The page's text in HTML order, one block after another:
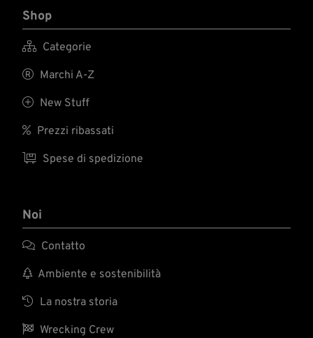
Shop
 Categorie
 Marchi A-Z
 New Stuff
 Prezzi ribassati
 Spese di spedizione
Noi
 Contatto
 Ambiente e sostenibilità
 La nostra storia
 Wrecking Crew